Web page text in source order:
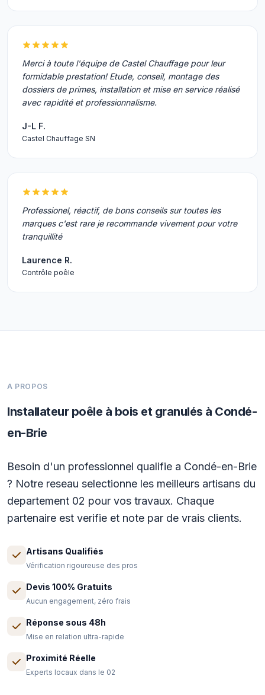
Merci à toute l'équipe de Castel Chauffage pour leur
formidable prestation! Etude, conseil, montage des
dossiers de primes, installation et mise en service réalisé
avec rapidité et professionnalisme.
J-L F.
Castel Chauffage SN
Professionel, réactif, de bons conseils sur toutes les
marques c'est rare je recommande vivement pour votre
tranquillité
Laurence R.
Contrôle poêle
A PROPOS
Installateur poêle à bois et granulés à Condé-
en-Brie
Besoin d'un professionnel qualifie a Condé-en-Brie
? Notre reseau selectionne les meilleurs artisans du
departement 02 pour vos travaux. Chaque
partenaire est verifie et note par de vrais clients.
Artisans Qualifiés
Vérification rigoureuse des pros
Devis 100% Gratuits
Aucun engagement, zéro frais
Réponse sous 48h
Mise en relation ultra-rapide
Proximité Réelle
Experts locaux dans le 02